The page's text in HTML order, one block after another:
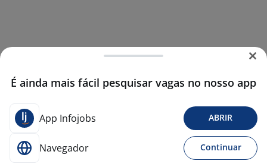
É ainda mais fácil pesquisar vagas no nosso app
App Infojobs ABRIR
Navegador Continuar